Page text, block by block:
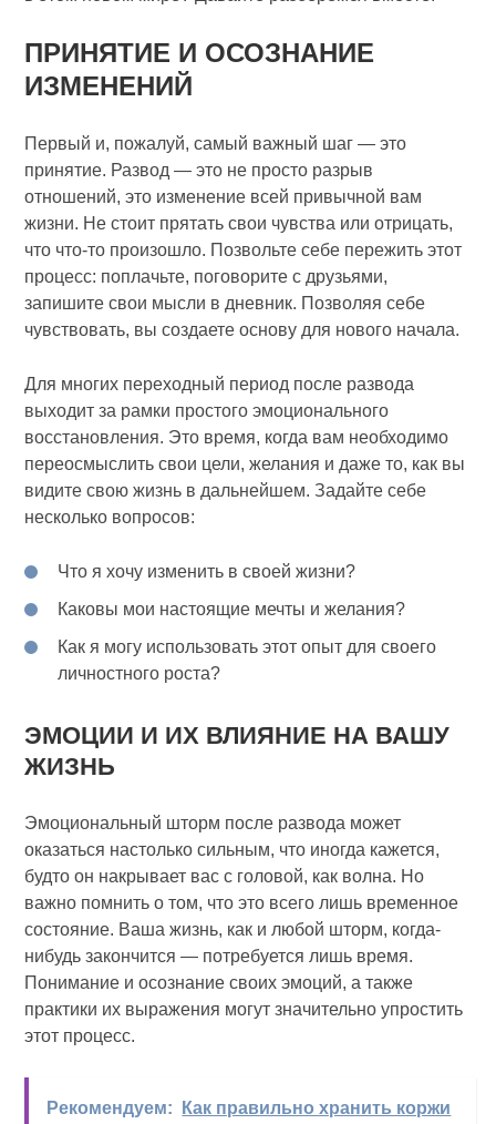
ПРИНЯТИЕ И ОСОЗНАНИЕ
ИЗМЕНЕНИЙ
Первый и, пожалуй, самый важный шаг — это
принятие. Развод — это не просто разрыв
отношений, это изменение всей привычной вам
жизни. Не стоит прятать свои чувства или отрицать,
что что-то произошло. Позвольте себе пережить этот
процесс: поплачьте, поговорите с друзьями,
запишите свои мысли в дневник. Позволяя себе
чувствовать, вы создаете основу для нового начала.
Для многих переходный период после развода
выходит за рамки простого эмоционального
восстановления. Это время, когда вам необходимо
переосмыслить свои цели, желания и даже то, как вы
видите свою жизнь в дальнейшем. Задайте себе
несколько вопросов:
Что я хочу изменить в своей жизни?
Каковы мои настоящие мечты и желания?
Как я могу использовать этот опыт для своего
личностного роста?
ЭМОЦИИ И ИХ ВЛИЯНИЕ НА ВАШУ
ЖИЗНЬ
Эмоциональный шторм после развода может
оказаться настолько сильным, что иногда кажется,
будто он накрывает вас с головой, как волна. Но
важно помнить о том, что это всего лишь временное
состояние. Ваша жизнь, как и любой шторм, когда-
нибудь закончится — потребуется лишь время.
Понимание и осознание своих эмоций, а также
практики их выражения могут значительно упростить
этот процесс.
Рекомендуем:
Как правильно хранить коржи